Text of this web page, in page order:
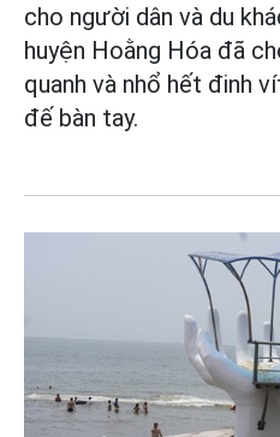
cho người dân và du
huyện Hoằng Hóa đã
quanh và nhổ hết đinh
đế bàn tay.